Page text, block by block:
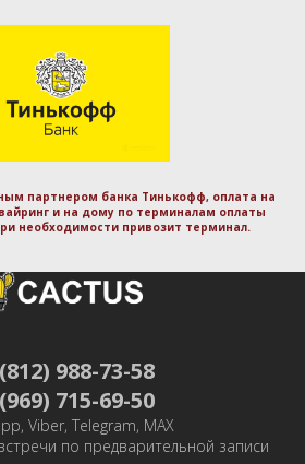
партнером банка Тинькофф, оплата на
и на дому по терминалам оплаты
необходимости привозит терминал.
988-73-58
715-69-50
Viber, Telegram, MAX
по предварительной записи